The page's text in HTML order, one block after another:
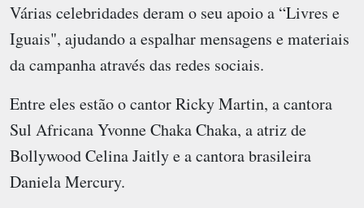
Várias celebridades deram o seu apoio a “Livres e
Iguais", ajudando a espalhar mensagens e materiais
da campanha através das redes sociais.
Entre eles estão o cantor Ricky Martin, a cantora
Sul Africana Yvonne Chaka Chaka, a atriz de
Bollywood Celina Jaitly e a cantora brasileira
Daniela Mercury.